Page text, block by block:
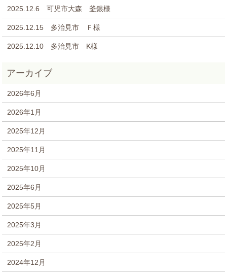
2025.12.6 可児市大森 釜銀様
2025.12.15 多治見市 Ｆ様
2025.12.10 多治見市 K様
2026年6月
2026年1月
2025年12月
2025年11月
2025年10月
2025年6月
2025年5月
2025年3月
2025年2月
2024年12月